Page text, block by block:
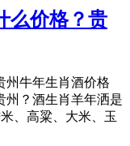
么价格？贵
州牛年生肖酒价格
州？酒生肖羊年洒是
、高粱、大米、玉